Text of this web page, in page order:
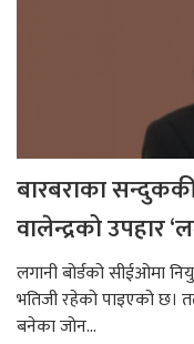
बारबराका
वालेन्द्रको उपहार
लगानी बोर्डको सीईओमा
भतिजी रहेको पाइएको छ।
बनेका जोन...